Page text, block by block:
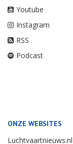
Youtube
Instagram
RSS
Podcast
ONZE WEBSITES
Luchtvaartnieuws.nl